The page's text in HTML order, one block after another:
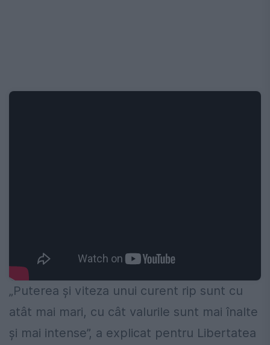
„Puterea și viteza unui curent rip sunt cu
atât mai mari, cu cât valurile sunt mai înalte
și mai intense”, a explicat pentru Libertatea